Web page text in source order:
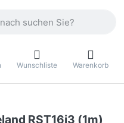
Wunschliste Warenkorb
RST16i3 (1m)